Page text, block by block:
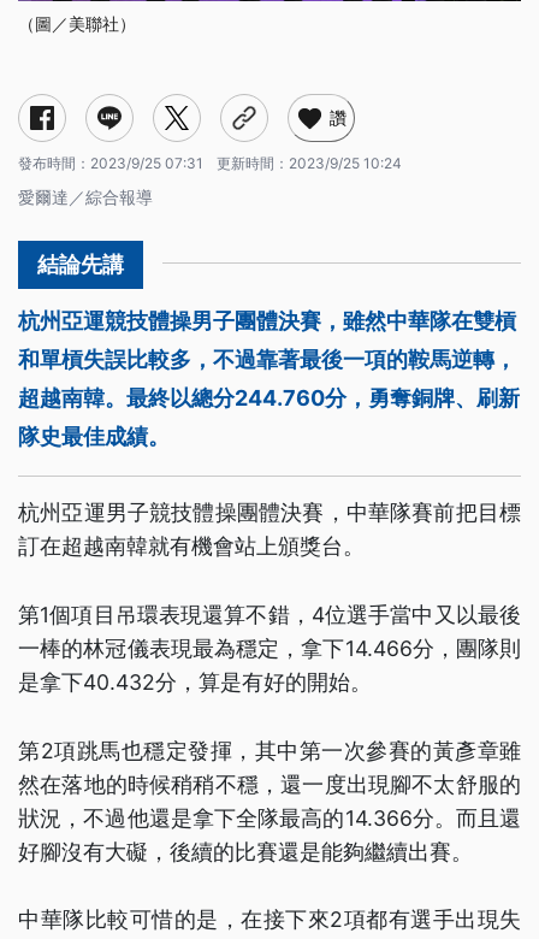
（圖／美聯社）
讚
發布時間： 2023/9/25 07:31 更新時間： 2023/9/25 10:24
愛爾達／綜合報導
杭州亞運競技體操男子團體決賽，雖然中華隊在雙槓
和單槓失誤比較多，不過靠著最後一項的鞍馬逆轉，
超越南韓。最終以總分244.760分，勇奪銅牌、刷新
隊史最佳成績。
杭州亞運男子競技體操團體決賽，中華隊賽前把目標
訂在超越南韓就有機會站上頒獎台。
第1個項目吊環表現還算不錯，4位選手當中又以最後
一棒的林冠儀表現最為穩定，拿下14.466分，團隊則
是拿下40.432分，算是有好的開始。
第2項跳馬也穩定發揮，其中第一次參賽的黃彥章雖
然在落地的時候稍稍不穩，還一度出現腳不太舒服的
狀況，不過他還是拿下全隊最高的14.366分。而且還
好腳沒有大礙，後續的比賽還是能夠繼續出賽。
中華隊比較可惜的是，在接下來2項都有選手出現失